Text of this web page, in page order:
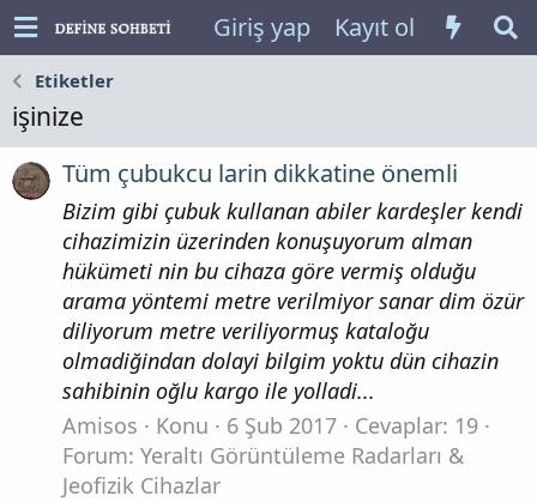
Giriş yap Kayıt ol
Etiketler
işinize
Tüm çubukcu larin dikkatine önemli
Bizim gibi çubuk kullanan abiler kardeşler kendi
cihazimizin üzerinden konuşuyorum alman
hükümeti nin bu cihaza göre vermiş olduğu
arama yöntemi metre verilmiyor sanar dim özür
diliyorum metre veriliyormuş kataloğu
olmadiğindan dolayi bilgim yoktu dün cihazin
sahibinin oğlu kargo ile yolladi...
Amisos
Konu 6 Şub 2017
Cevaplar: 19
Forum: Yeraltı Görüntüleme Radarları &
Jeofizik Cihazlar